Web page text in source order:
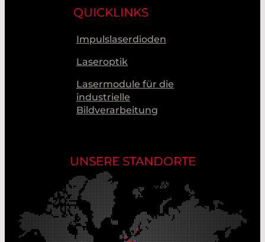
QUICKLINKS
Impulslaserdioden
Laseroptik
Lasermodule für die
industrielle
Bildverarbeitung
UNSERE STANDORTE